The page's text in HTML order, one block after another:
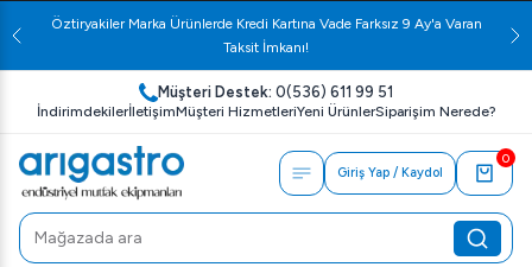
Öztiryakiler Marka Ürünlerde Kredi Kartına Vade Farksız 9 Ay'a Varan
Taksit İmkanı!
Müşteri Destek: 0(536) 611 99 51
İndirimdekilerİletişimMüşteri HizmetleriYeni ÜrünlerSiparişim Nerede?
Giriş Yap / Kaydol
0